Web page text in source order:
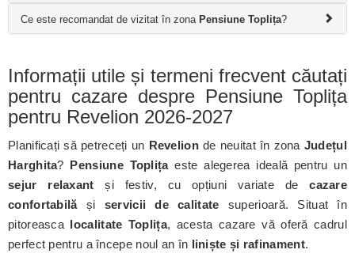
Ce este recomandat de vizitat în zona Pensiune Toplița?
Informații utile și termeni frecvent căutați
pentru cazare despre Pensiune Toplița
pentru Revelion 2026-2027
Planificați să petreceți un Revelionde neuitat în zona Județul
Harghita? Pensiune Toplițaeste alegerea ideală pentru un
sejur relaxant și festiv, cu opțiuni variate decazare
confortabilăși servicii de calitate superioară. Situat în
pitoreasca localitate Toplița, acesta cazare vă oferă cadrul
perfect pentru a începe noul an în liniște și rafinament.